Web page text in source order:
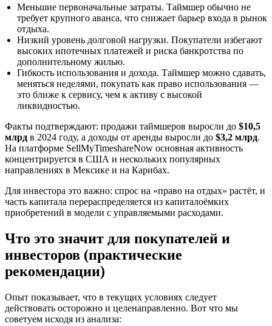
Меньшие первоначальные затраты. Таймшер обычно не
требует крупного аванса, что снижает барьер входа в рынок
отдыха.
Низкий уровень долговой нагрузки. Покупатели избегают
высоких ипотечных платежей и риска банкротства по
дополнительному жилью.
Гибкость использования и дохода. Таймшер можно сдавать,
меняться неделями, покупать как право использования —
это ближе к сервису, чем к активу с высокой
ликвидностью.
Факты подтверждают: продажи таймшеров выросли до $10,5
млрд в 2024 году, а доходы от аренды выросли до $3,2 млрд.
На платформе SellMyTimeshareNow основная активность
концентрируется в США и нескольких популярных
направлениях в Мексике и на Карибах.
Для инвестора это важно: спрос на «право на отдых» растёт, и
часть капитала перераспределяется из капиталоёмких
приобретений в модели с управляемыми расходами.
Что это значит для покупателей и
инвесторов (практические
рекомендации)
Опыт показывает, что в текущих условиях следует
действовать осторожно и целенаправленно. Вот что мы
советуем исходя из анализа: